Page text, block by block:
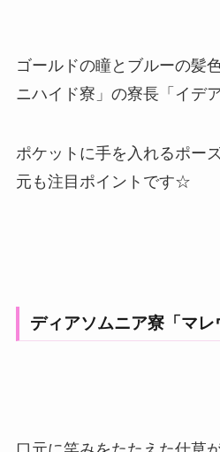
ゴールドの瞳とブルーの髪
ニハイド寮」の寮長「イデ
ポケットに手を入れるポー
元も注目ポイントです☆
ディアソムニア寮「マレ